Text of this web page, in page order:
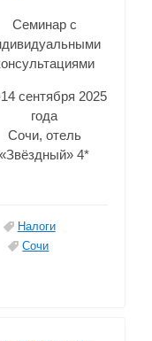
Семинар с
сентября 2025
года
Сочи, отель
«Звёздный» 4*
Налоги
Сочи